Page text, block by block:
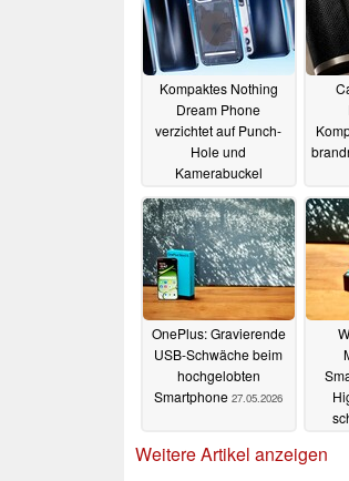
Kompaktes Nothing
Dream Phone
verzichtet auf Punch-
Hole und
Kamerabuckel
22.06.2026
OnePlus: Gravierende
USB-Schwäche beim
hochgelobten
Smartphone 27.05.2026
Weitere Artikel anzeigen